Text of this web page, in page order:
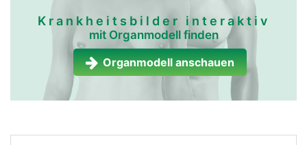
Krankheitsbilder interaktiv
mit Organmodell finden
Organmodell anschauen